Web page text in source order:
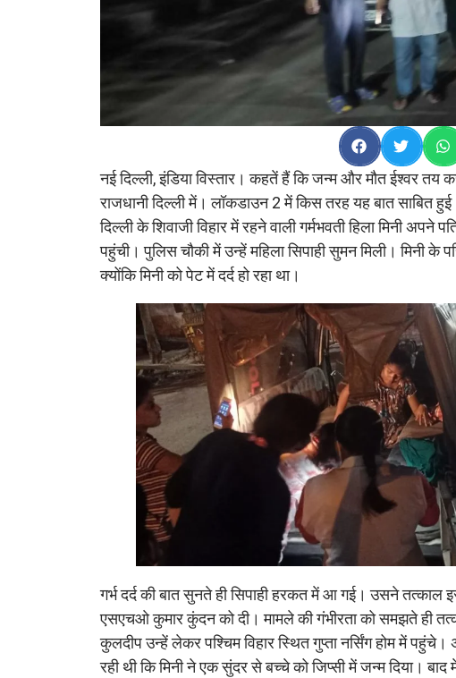
नई दिल्ली, इंडिया विस्तार। कहतें हैं कि जन्म और मौत ईश्वर तय
राजधानी दिल्ली में। लॉकडाउन 2 में किस तरह यह बात साबित
दिल्ली के शिवाजी विहार में रहने वाली गर्मभवती हिला मिनी
पहुंची। पुलिस चौकी में उन्हें महिला सिपाही सुमन मिली। मिनी
क्योंकि मिनी को पेट में दर्द हो रहा था।
गर्भ दर्द की बात सुनते ही सिपाही हरकत में आ गई। उसने
एसएचओ कुमार कुंदन को दी। मामले की गंभीरता को समझते ही
कुलदीप उन्हें लेकर पश्चिम विहार स्थित गुप्ता नर्सिंग होम में
रही थी कि मिनी ने एक सुंदर से बच्चे को जिप्सी में जन्म दिया।